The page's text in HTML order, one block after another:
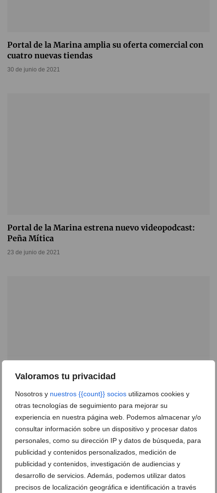
Valoramos tu privacidad
Nosotros y nuestros {{count}} socios utilizamos cookies y
otras tecnologías de seguimiento para mejorar su
experiencia en nuestra página web. Podemos almacenar y/o
consultar información sobre un dispositivo y procesar datos
personales, como su dirección IP y datos de búsqueda, para
publicidad y contenidos personalizados, medición de
publicidad y contenidos, investigación de audiencias y
desarrollo de servicios. Además, podemos utilizar datos
precisos de localización geográfica e identificación a través
Portal de la Marina amplia su oferta comercial con
cuatro nuevas tiendas
30 de junio de 2021
Portal de la Marina estrena nuevo videopodcast:
Peña Mítica
23 de junio de 2021
Consigue la mascarilla exclusiva de la artista local
Eva Cabrera en Portal de la Marina